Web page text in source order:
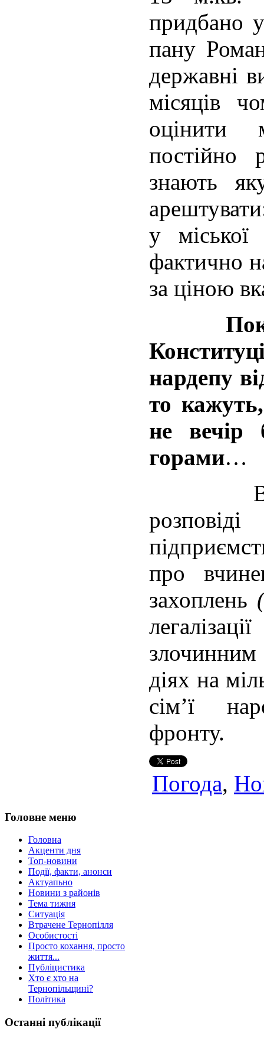
придбано
пану
державні
місяців
оцінити
постійно
знають
у
фактично
за ціною
Поки у
нардепу
то
не
горами…
В
про
захоплень
діях на
сім’ї
фронту.
Погода,
Головне меню
Головна
Акценти дня
Топ-новини
Події, факти, анонси
Актуапьно
Новини з районів
Тема тижня
Ситуація
Втрачене Тернопілля
Особистості
Просто кохання, просто
життя...
Публіцистика
Хто є хто на
Тернопільщині?
Політика
Останні публікації